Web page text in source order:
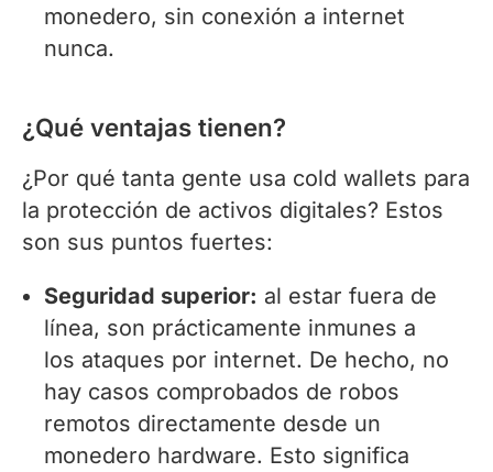
monedero, sin conexión a internet
nunca.
¿Qué ventajas tienen?
¿Por qué tanta gente usa cold wallets para
la protección de activos digitales? Estos
son sus puntos fuertes:
Seguridad superior: al estar fuera de
línea, son prácticamente inmunes a
los ataques por internet. De hecho, no
hay casos comprobados de robos
remotos directamente desde un
monedero hardware. Esto significa